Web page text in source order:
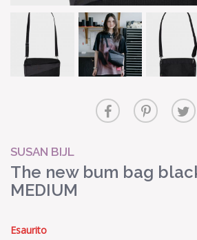
SUSAN BIJL
The new bum bag
MEDIUM
Esaurito